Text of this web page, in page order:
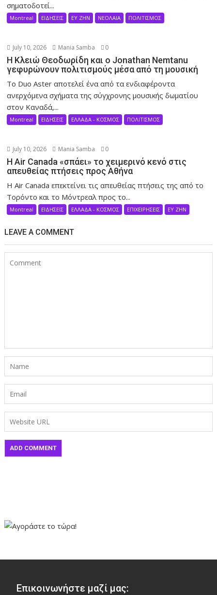
σηματοδοτεί...
Montreal ΕΙΔΗΣΕΙΣ ΕΥ ΖΗΝ ΝΕΟΛΑΙΑ ΠΟΛΙΤΙΣΜΟΣ
July 10, 2026 Mania Samba 0
Η Κλειώ Θεοδωρίδη και ο Jonathan Nemtanu
γεφυρώνουν πολιτισμούς μέσα από τη μουσική
Το Duo Aster αποτελεί ένα από τα ενδιαφέροντα
ανερχόμενα σχήματα της σύγχρονης μουσικής δωματίου
στον Καναδά,...
Montreal ΕΙΔΗΣΕΙΣ ΕΛΛΑΔΑ - ΚΟΣΜΟΣ ΠΟΛΙΤΙΣΜΟΣ
July 10, 2026 Mania Samba 0
Η Air Canada «σπάει» το χειμερινό κενό στις
απευθείας πτήσεις προς Αθήνα
Η Air Canada επεκτείνει τις απευθείας πτήσεις της από το
Τορόντο και το Μόντρεαλ προς το...
Montreal ΕΙΔΗΣΕΙΣ ΕΛΛΑΔΑ - ΚΟΣΜΟΣ ΕΠΙΧΕΙΡΗΣΕΙΣ ΕΥ ΖΗΝ
LEAVE A COMMENT
Επικοινωνήστε μαζί μας: